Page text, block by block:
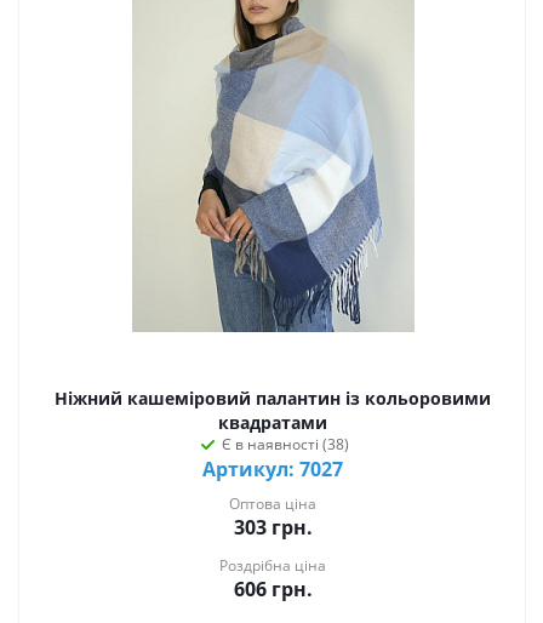
Ніжний кашеміровий палантин із кольоровими
квадратами
Є в наявності (38)
Артикул: 7027
Оптова ціна
303грн.
Роздрібна ціна
606грн.